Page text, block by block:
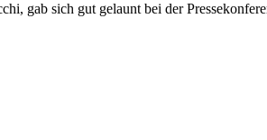
gab sich gut gelaunt bei der